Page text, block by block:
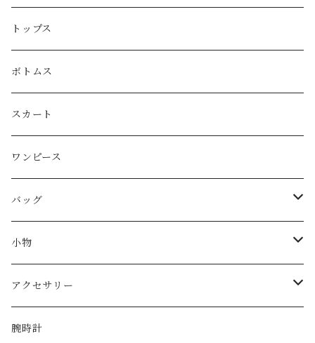
GUCCI
LOEWE
Christian Dior
CELINE
FENDI
miu miu
Martin Margiela
Yves Saint Laurent
トップス
ボトムス
スカート
ワンピース
バッグ
ショルダーバッグ
ハンド/トートバッグ
リュック
小物
帽子
ベルト
アクセサリー
ネックレス
腕時計